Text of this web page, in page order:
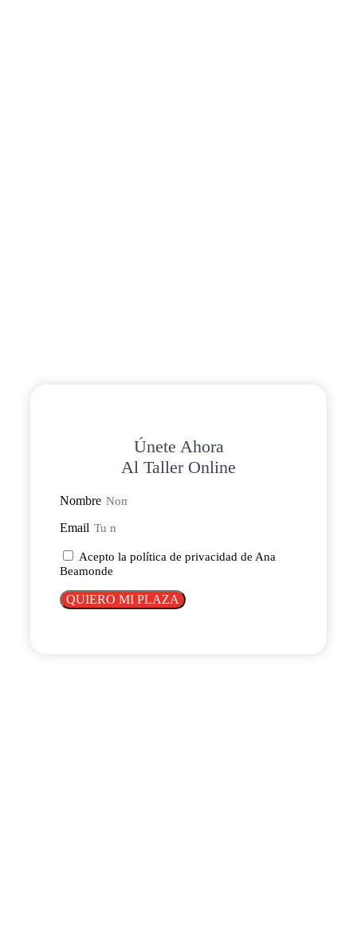
Únete Ahora
Al Taller Online
Nombre
Email
Acepto la política de privacidad de Ana
Beamonde
QUIERO MI PLAZA